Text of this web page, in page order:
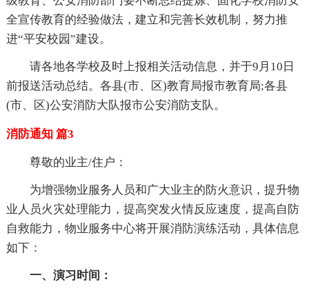
全宣传教育的经验做法，建立和完善长效机制，努力推
进“平安校园”建设。
请各地各学校及时上报相关活动信息，并于9月10日
前报送活动总结。各县(市、区)教育局报市教育局;各县
(市、区)公安消防大队报市公安消防支队。
消防通知 篇3
尊敬的业主/住户：
为增强物业服务人员和广大业主的防火意识，提升物
业人员火灾处理能力，提高突发火情反应速度，提高自防
自救能力，物业服务中心将开展消防演练活动，具体信息
如下：
一、演习时间：